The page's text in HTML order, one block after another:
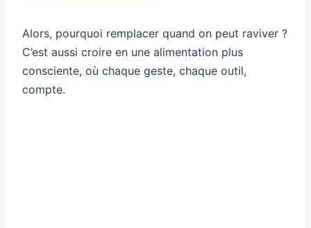
Alors, pourquoi remplacer quand on peut raviver ?
C’est aussi croire en une alimentation plus
consciente, où chaque geste, chaque outil,
compte.